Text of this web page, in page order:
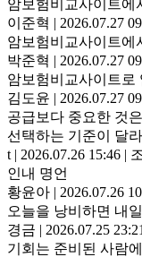
암보험비교사이트에
이준혁 | 2026.07.27
암보험비교사이트에
박준혁 | 2026.07.27
암보험비교사이트로
김도윤 | 2026.07.27
공급보다 중요한 것
선택하는 기준이 달
t | 2026.07.26 15:46 |
인내 명언
황윤아 | 2026.07.26
오늘을 낭비하면 내
경금 | 2026.07.25 23:21
기회는 준비된 사람